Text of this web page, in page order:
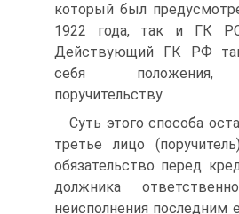
который был
1922 года, так и ГК
Действующий ГК РФ
себя положения,
поручительству.
Суть этого способа
третье лицо
обязательство перед
должника
неисполнения последним